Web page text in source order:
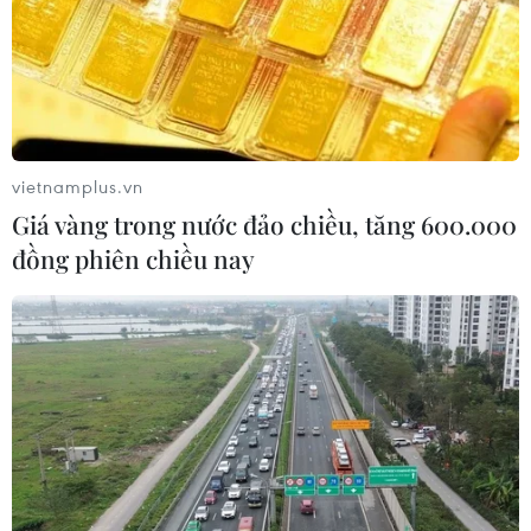
chịu tháng 7 nóng nhất lịch sử
10/08/2026 13:37
Indonesia: Thách thức mới từ những
“con tàu bóng tối”
Hy Lạp nỗ lực dập tắt đám cháy rừng
mới gần Athens
10/08/2026 12:14
Italy và Đan Mạch thúc đẩy siết chặt
kiểm soát
vietnamplus.vn
Giá vàng trong nước đảo chiều, tăng 600.000
đồng phiên chiều nay